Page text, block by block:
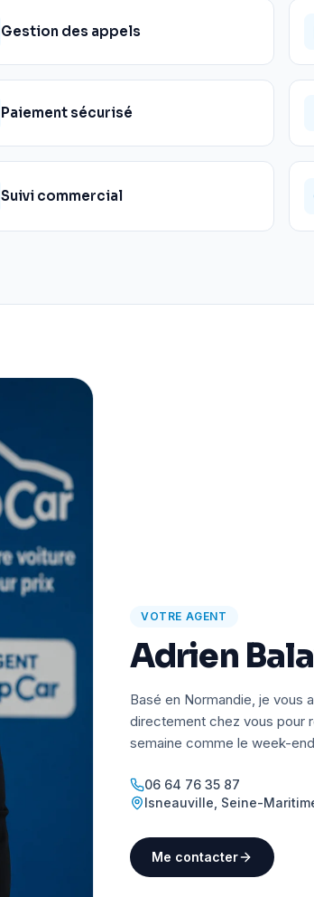
Gestion des appels
Paiement sécurisé
Suivi commercial
VOTRE AGENT
Adrien
Basé en Normandie, je vous
directement chez vous pour
semaine comme le week-
06 64 76 35 87
Isneauville Seine-
Me contacter